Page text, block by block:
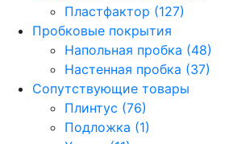
Пластфактор (127)
Пробковые покрытия
Напольная пробка (48)
Настенная пробка (37)
Сопутствующие товары
Плинтус (76)
Подложка (1)